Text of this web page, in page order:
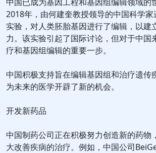
2018年，由何建奎教授领导的中国科学
实验，对人类胚胎基因进行了编辑，以建
力。该实验引起了国际讨论，但对于中国
疗和基因组编辑的重要一步。
中国积极支持旨在编辑基因组和治疗遗传
为未来的医学开辟了新的机会。
开发新药品
中国制药公司正在积极努力创造新的药物
大改善疾病的治疗。例如，中国公司